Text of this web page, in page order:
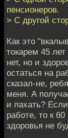
пенсионеров.
> С другой
Как это
токарем 45
нет, но и
остаться на
сказал-не,
меня. А
и пахать?
работе, то к
здоровья не